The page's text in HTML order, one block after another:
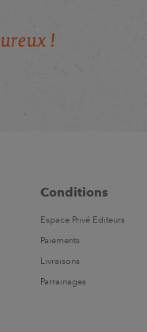
ureux !
Conditions
Espace Privé Editeurs
Paiements
Livraisons
Parrainages